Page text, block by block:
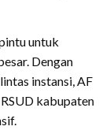
untuk
Dengan
instansi, AF
kabupaten